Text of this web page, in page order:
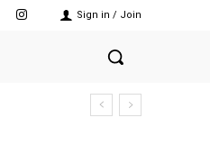
Sign in / Join